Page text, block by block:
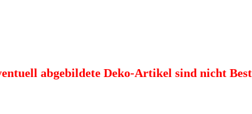
abgebildete Deko-Artikel sind nicht